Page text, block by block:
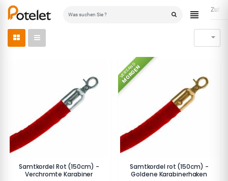
Startseite

Samtkordel Rot (150cm) -
Verchromte Karabiner
VERSAND
MORGEN
Samtkordel rot (150cm) -
Goldene Karabinerhaken